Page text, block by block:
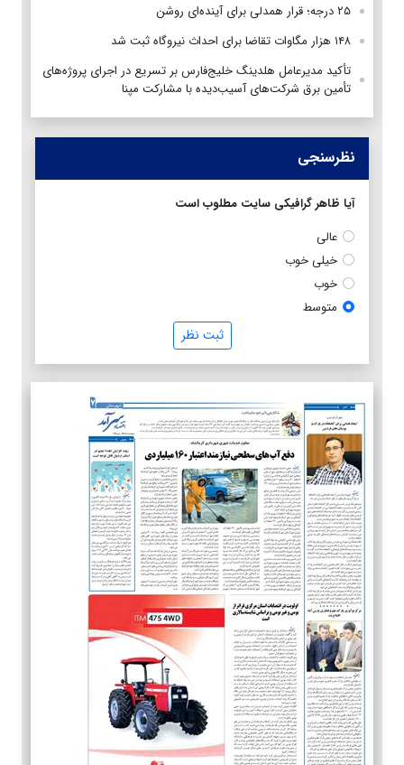
۲۵ درجه؛ قرار همدلی برای آینده‌ای روشن
۱۴۸ هزار مگاوات تقاضا برای احداث نیروگاه ثبت شد
تأکید مدیرعامل هلدینگ خلیج‌فارس بر تسریع در اجرای پروژه‌های
تأمین برق شرکت‌های آسیب‌دیده با مشارکت مپنا
نظرسنجی
آیا ظاهر گرافیکی سایت مطلوب است
عالی
خیلی خوب
خوب
متوسط
ثبت نظر